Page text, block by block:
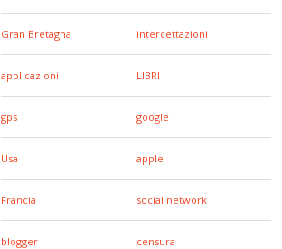
Gran Bretagna intercettazioni
applicazioni LIBRI
gps google
Usa apple
Francia social network
blogger censura